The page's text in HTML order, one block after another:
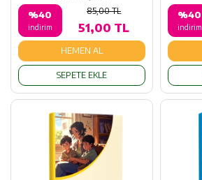
%40
indirim
85,00 TL
51,00 TL
HEMEN AL
SEPETE EKLE
%40
indirim